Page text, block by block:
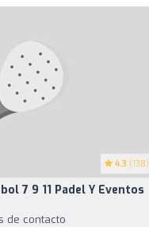
4.3 (138)
7 9 11 Padel Y Eventos
de contacto